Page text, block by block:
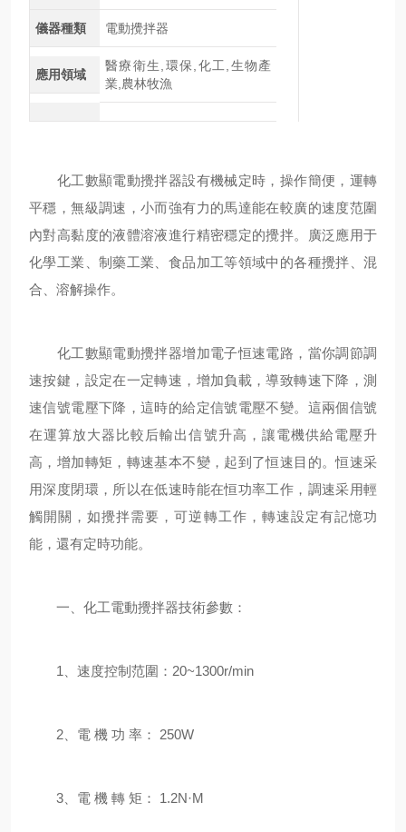
儀器種類 電動攪拌器
應用領域
醫療衛生,環保,化工,生物產
業,農林牧漁
化工數顯電動攪拌器設有機械定時，操作簡便，運轉
平穩，無級調速，小而強有力的馬達能在較廣的速度范圍
內對高黏度的液體溶液進行精密穩定的攪拌。廣泛應用于
化學工業、制藥工業、食品加工等領域中的各種攪拌、混
合、溶解操作。
化工數顯電動攪拌器增加電子恒速電路，當你調節調
速按鍵，設定在一定轉速，增加負載，導致轉速下降，測
速信號電壓下降，這時的給定信號電壓不變。這兩個信號
在運算放大器比較后輸出信號升高，讓電機供給電壓升
高，增加轉矩，轉速基本不變，起到了恒速目的。恒速采
用深度閉環，所以在低速時能在恒功率工作，調速采用輕
觸開關，如攪拌需要，可逆轉工作，轉速設定有記憶功
能，還有定時功能。
一、化工電動攪拌器技術參數：
1、速度控制范圍：20~1300r/min
2、電 機 功 率： 250W
3、電 機 轉 矩： 1.2N·M